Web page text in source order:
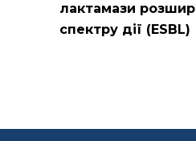
лактамази
спектру дії (ESBL)